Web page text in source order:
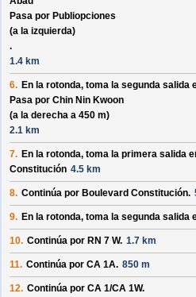
Pasa por Publiopciones
(a la izquierda)
.
1.4 km
6. En la rotonda, toma la segunda salida
Pasa por Chin Nin Kwoon
(a la derecha a 450 m)
2.1 km
7. En la rotonda, toma la primera salida
Constitución 4.5 km
8. Continúa por Boulevard Constitución.
9. En la rotonda, toma la segunda salida
10. Continúa por RN 7 W. 1.7 km
11. Continúa por CA 1A. 850 m
12. Continúa por CA 1/CA 1W.